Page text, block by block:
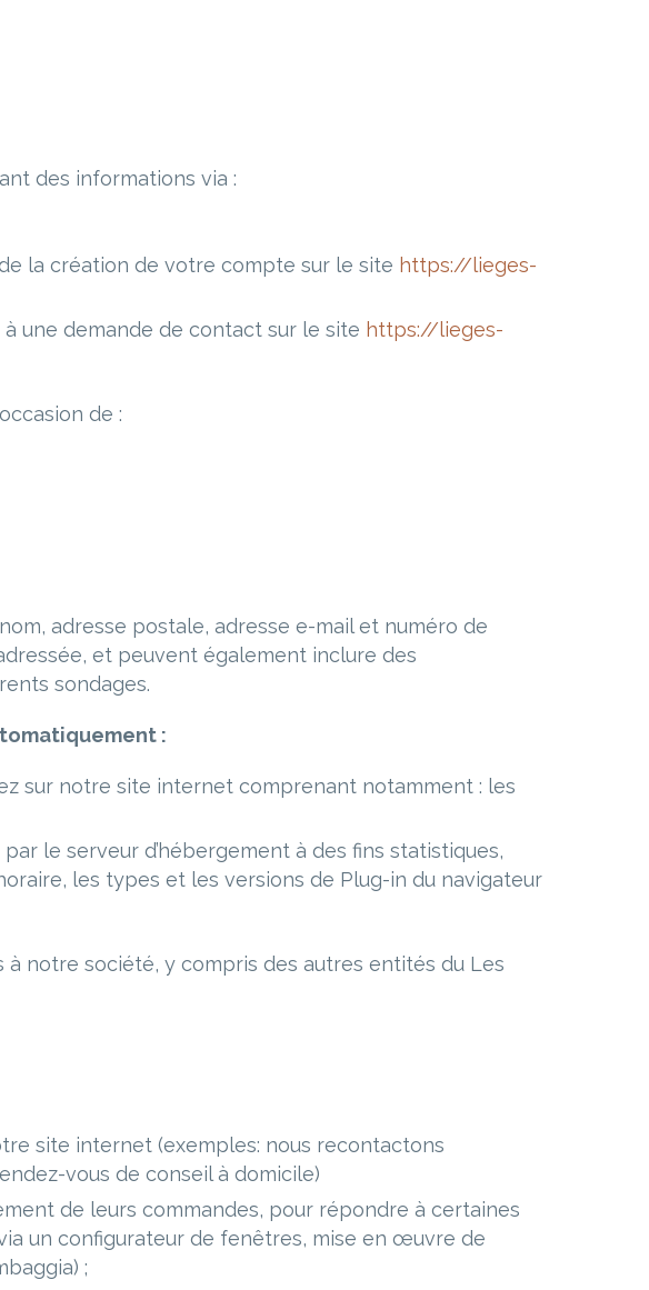
des informations via :
la création de votre compte sur le site https://lieges-
une demande de contact sur le site https://lieges-
de :
adresse postale, adresse e-mail et numéro de
et peuvent également inclure des
sondages.
:
sur notre site internet comprenant notamment : les
le serveur d’hébergement à des fins statistiques,
les types et les versions de Plug-in du navigateur
notre société, y compris des autres entités du Les
site internet (exemples: nous recontactons
vous de conseil à domicile)
de leurs commandes, pour répondre à certaines
un configurateur de fenêtres, mise en œuvre de
;